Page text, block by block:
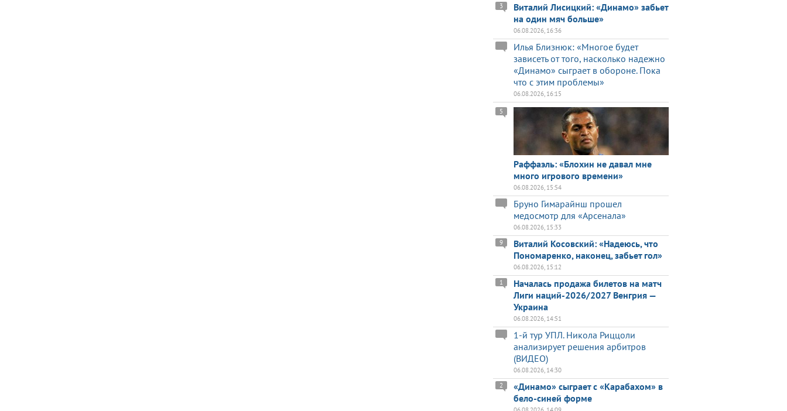
Виталий Лисицкий: «Динамо» забьет
на один мяч больше»
3
06.08.2026, 16:36
Илья Близнюк: «Многое будет
зависеть от того, насколько надежно
«Динамо» сыграет в обороне. Пока
что с этим проблемы»
06.08.2026, 16:15
Раффаэль: «Блохин не давал мне
много игрового времени»
5
06.08.2026, 15:54
Бруно Гимарайнш прошел
медосмотр для «Арсенала»
06.08.2026, 15:33
Виталий Косовский: «Надеюсь, что
Пономаренко, наконец, забьет гол»
9
06.08.2026, 15:12
Началась продажа билетов на матч
Лиги наций-2026/2027 Венгрия —
Украина
1
06.08.2026, 14:51
1-й тур УПЛ. Никола Риццоли
анализирует решения арбитров
(ВИДЕО)
06.08.2026, 14:30
«Динамо» сыграет с «Карабахом» в
бело-синей форме
2